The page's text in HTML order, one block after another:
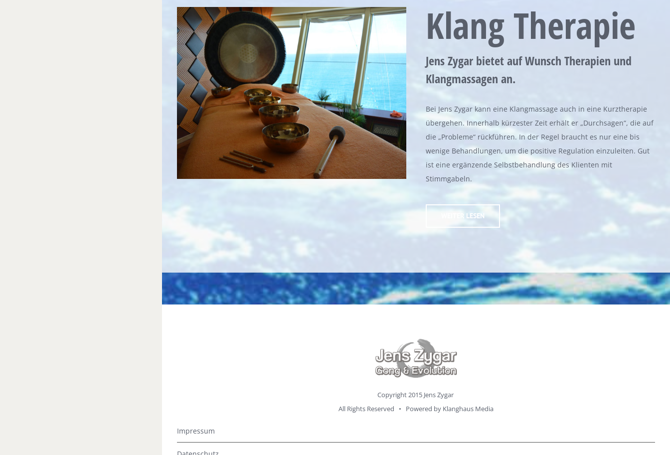
Klang Therapie
Jens Zygar bietet auf Wunsch Therapien und
Klangmassagen an.
Bei Jens Zygar kann eine Klangmassage auch in eine Kurztherapie
übergehen. Innerhalb kürzester Zeit erhält er „Durchsagen“, die auf
die „Probleme“ rückführen. In der Regel braucht es nur eine bis
wenige Behandlungen, um die positive Regulation einzuleiten. Gut
ist eine ergänzende Selbstbehandlung des Klienten mit
Stimmgabeln.
WEITER LESEN
Copyright 2015 Jens Zygar
All Rights Reserved • Powered by Klanghaus Media
Impressum